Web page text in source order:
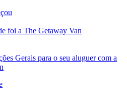
foi a The Getaway Van
Gerais para o seu aluguer com a